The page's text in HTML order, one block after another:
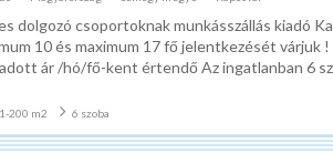
dolgozó csoportoknak munkásszállás kiadó
10 és maximum 17 fő jelentkezését várjuk !
ár /hó/fő-kent értendő Az ingatlanban 6
200 m2 6 szoba
kötés
kötelező
online,
biztosítás
i
t
t
A világ
munkáját
Nincs anyagi
kötelező
Egyszerűen